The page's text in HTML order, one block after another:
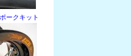
ークキット